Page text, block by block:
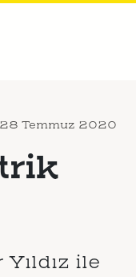
28 Temmuz 2020
ile